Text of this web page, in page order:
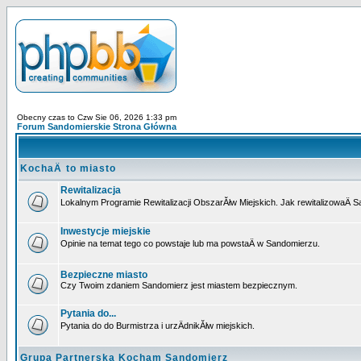
Obecny czas to Czw Sie 06, 2026 1:33 pm
Forum Sandomierskie Strona Główna
KochaÄ to miasto
Rewitalizacja
Lokalnym Programie Rewitalizacji ObszarĂłw Miejskich. Jak rewitalizowaÄ
Inwestycje miejskie
Opinie na temat tego co powstaje lub ma powstaÄ w Sandomierzu.
Bezpieczne miasto
Czy Twoim zdaniem Sandomierz jest miastem bezpiecznym.
Pytania do...
Pytania do do Burmistrza i urzÄdnikĂłw miejskich.
Grupa Partnerska Kocham Sandomierz